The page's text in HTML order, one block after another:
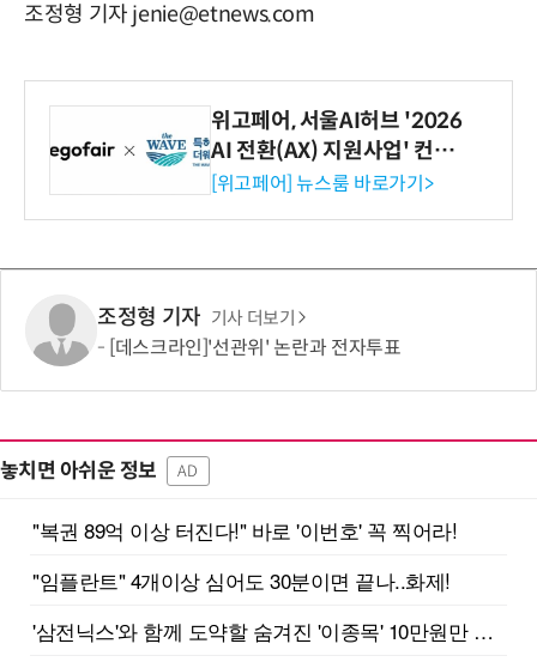
조정형 기자 jenie@etnews.com
위고페어, 서울AI허브 '2026
AI 전환(AX) 지원사업' 컨소
시엄 선정
[위고페어] 뉴스룸 바로가기>
조정형 기자 기사 더보기
[데스크라인]'선관위' 논란과 전자투표
놓치면 아쉬운 정보 AD